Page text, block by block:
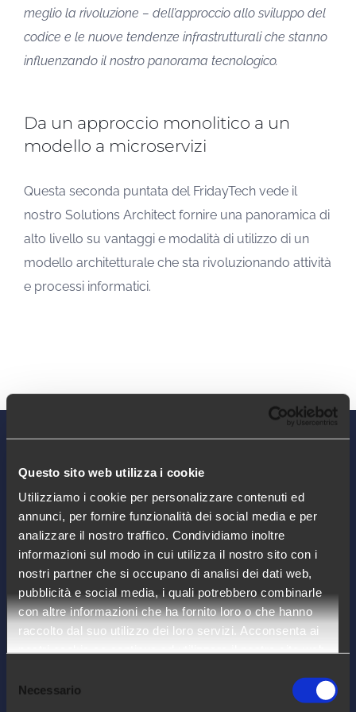
Questo sito web utilizza i cookie
Utilizziamo i cookie per personalizzare contenuti ed
annunci, per fornire funzionalità dei social media e per
analizzare il nostro traffico. Condividiamo inoltre
informazioni sul modo in cui utilizza il nostro sito con i
nostri partner che si occupano di analisi dei dati web,
pubblicità e social media, i quali potrebbero combinarle
con altre informazioni che ha fornito loro o che hanno
raccolto dal suo utilizzo dei loro servizi. Acconsenta ai
nostri cookie se continua ad utilizzare il nostro sito web.
delNecessario
meglio la rivoluzione – dell’approccio allo sviluppo del
codice e le nuove tendenze infrastrutturali che stanno
influenzando il nostro panorama tecnologico.
Da un approccio monolitico a un
modello a microservizi
Questa seconda puntata del FridayTech vede il
nostro Solutions Architect fornire una panoramica di
alto livello su vantaggi e modalità di utilizzo di un
modello architetturale che sta rivoluzionando attività
e processi informatici.